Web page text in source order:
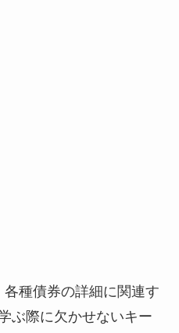
各種債券の詳細に関連す
ぶ際に欠かせないキー